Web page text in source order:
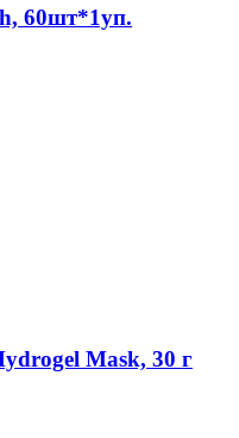
60шт*1уп.
Mask, 30 г